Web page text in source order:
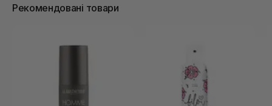
Рекомендовані товари